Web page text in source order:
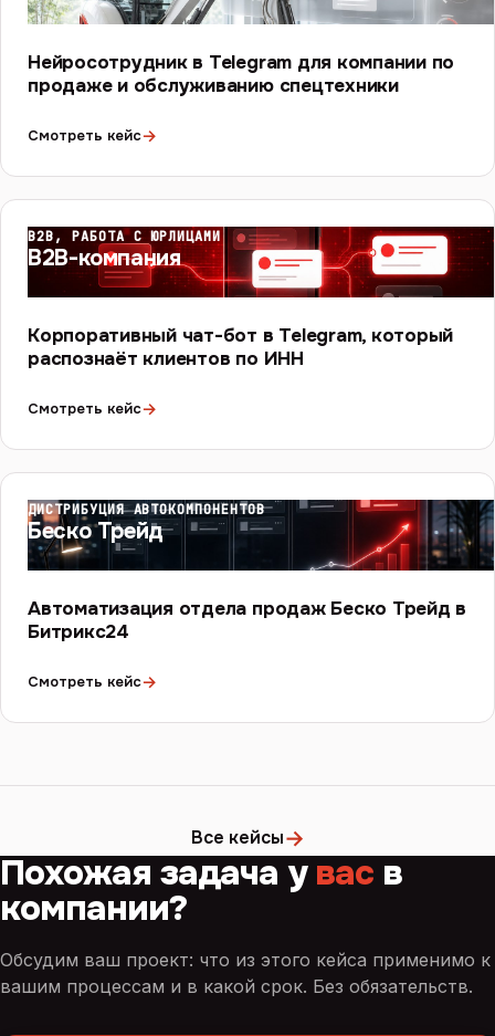
Нейросотрудник в Telegram для компании по
продаже и обслуживанию спецтехники
Смотреть кейс→
B2B, РАБОТА С ЮРЛИЦАМИ
B2B-компания
Корпоративный чат-бот в Telegram, который
распознаёт клиентов по ИНН
Смотреть кейс→
ДИСТРИБУЦИЯ АВТОКОМПОНЕНТОВ
Беско Трейд
Автоматизация отдела продаж Беско Трейд в
Битрикс24
Смотреть кейс→
Все кейсы→
Похожая задача увасв
компании?
Обсудим ваш проект: что из этого кейса применимо к
вашим процессам и в какой срок. Без обязательств.